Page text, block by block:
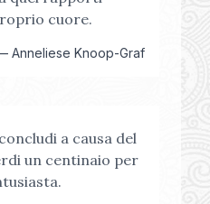
cuore.
Anneliese Knoop-Graf
a causa del
un centinaio per